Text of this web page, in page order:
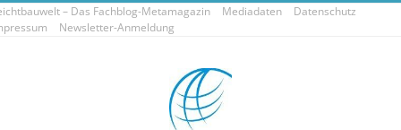
Skip
to
– Das Fachblog-Metamagazin Mediadaten
Datenschutz
Newsletter-Anmeldung